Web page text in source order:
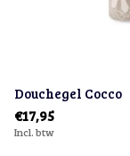
Douchegel Cocco
€17,95
Incl. btw